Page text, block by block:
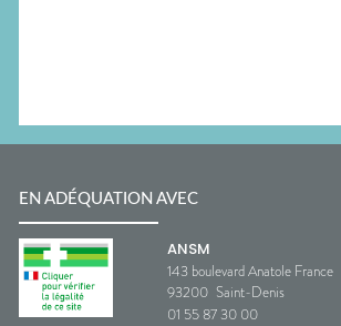
EN ADÉQUATION AVEC
ANSM
143 boulevard Anatole France
93200 Saint-Denis
01 55 87 30 00